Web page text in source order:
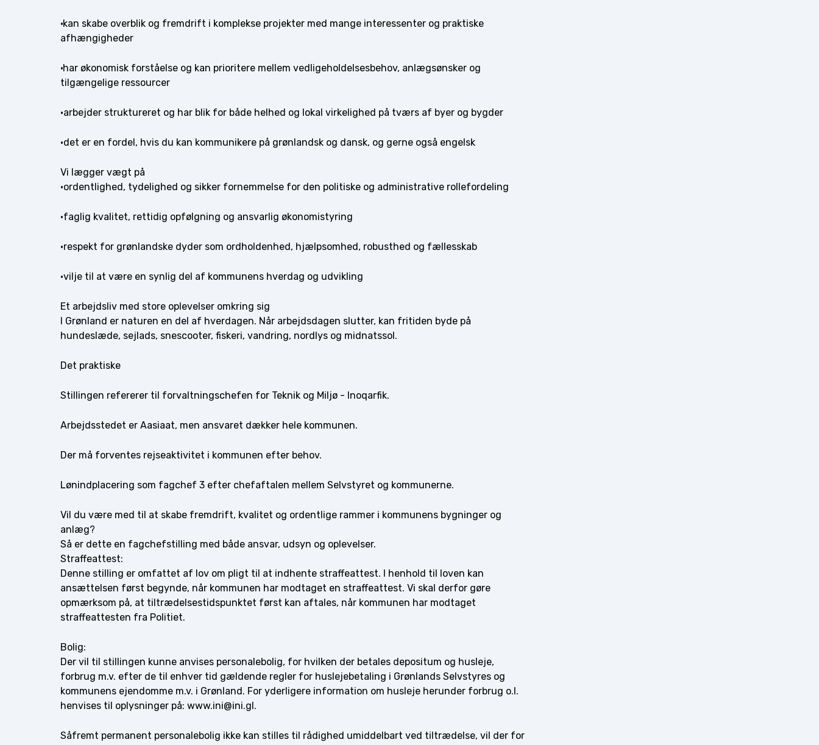
·kan skabe overblik og fremdrift i komplekse projekter med mange interessenter og praktiske
afhængigheder
·har økonomisk forståelse og kan prioritere mellem vedligeholdelsesbehov, anlægsønsker og
tilgængelige ressourcer
·arbejder struktureret og har blik for både helhed og lokal virkelighed på tværs af byer og bygder
·det er en fordel, hvis du kan kommunikere på grønlandsk og dansk, og gerne også engelsk
Vi lægger vægt på
·ordentlighed, tydelighed og sikker fornemmelse for den politiske og administrative rollefordeling
·faglig kvalitet, rettidig opfølgning og ansvarlig økonomistyring
·respekt for grønlandske dyder som ordholdenhed, hjælpsomhed, robusthed og fællesskab
·vilje til at være en synlig del af kommunens hverdag og udvikling
Et arbejdsliv med store oplevelser omkring sig
I Grønland er naturen en del af hverdagen. Når arbejdsdagen slutter, kan fritiden byde på
hundeslæde, sejlads, snescooter, fiskeri, vandring, nordlys og midnatssol.
Det praktiske
Stillingen refererer til forvaltningschefen for Teknik og Miljø - Inoqarfik.
Arbejdsstedet er Aasiaat, men ansvaret dækker hele kommunen.
Der må forventes rejseaktivitet i kommunen efter behov.
Lønindplacering som fagchef 3 efter chefaftalen mellem Selvstyret og kommunerne.
Vil du være med til at skabe fremdrift, kvalitet og ordentlige rammer i kommunens bygninger og
anlæg?
Så er dette en fagchefstilling med både ansvar, udsyn og oplevelser.
Straffeattest:
Denne stilling er omfattet af lov om pligt til at indhente straffeattest. I henhold til loven kan
ansættelsen først begynde, når kommunen har modtaget en straffeattest. Vi skal derfor gøre
opmærksom på, at tiltrædelsestidspunktet først kan aftales, når kommunen har modtaget
straffeattesten fra Politiet.
Bolig:
Der vil til stillingen kunne anvises personalebolig, for hvilken der betales depositum og husleje,
forbrug m.v. efter de til enhver tid gældende regler for huslejebetaling i Grønlands Selvstyres og
kommunens ejendomme m.v. i Grønland. For yderligere information om husleje herunder forbrug o.l.
henvises til oplysninger på: www.ini@ini.gl.
Såfremt permanent personalebolig ikke kan stilles til rådighed umiddelbart ved tiltrædelse, vil der for